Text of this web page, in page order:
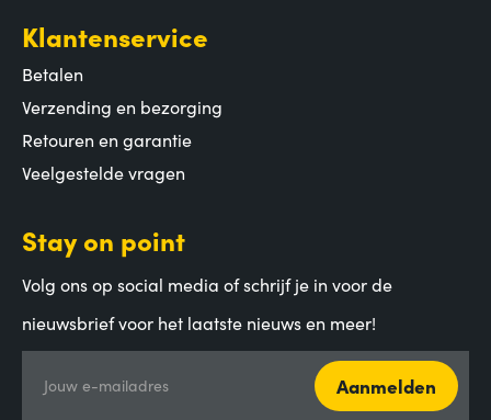
Klantenservice
Betalen
Verzending en bezorging
Retouren en garantie
Veelgestelde vragen
Stay on point
Volg ons op social media of schrijf je in voor de
nieuwsbrief voor het laatste nieuws en meer!
Jouw e-mailadres Aanmelden